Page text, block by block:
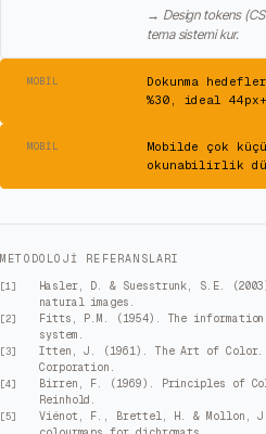
→ Design tokens
tema sistemi kur.
MOBIL
Dokunma
%30, ideal
MOBIL
Mobilde çok
okunabilirlik
METODOLOJI REFERANSLARI
[1]
Hasler, D. & Suesstrunk, S.E.
natural images.
[2]
Fitts, P.M. (1954). The information
system.
[3]
Itten, J. (1961). The Art of Color.
Corporation.
[4]
Birren, F. (1969). Principles of
Reinhold.
[5]
Viénot, F., Brettel, H. & Mollon,